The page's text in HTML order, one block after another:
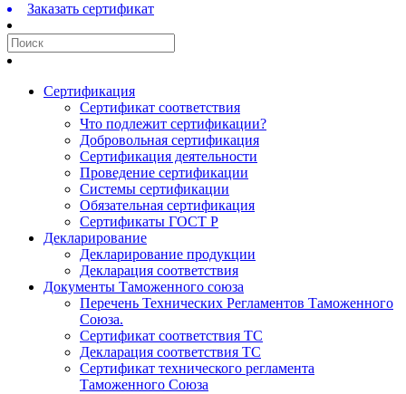
Заказать сертификат
Сертификация
Сертификат соответствия
Что подлежит сертификации?
Добровольная сертификация
Сертификация деятельности
Проведение сертификации
Системы сертификации
Обязательная сертификация
Сертификаты ГОСТ Р
Декларирование
Декларирование продукции
Декларация соответствия
Документы Таможенного союза
Перечень Технических Регламентов Таможенного
Союза.
Сертификат соответствия ТС
Декларация соответствия ТС
Сертификат технического регламента
Таможенного Союза